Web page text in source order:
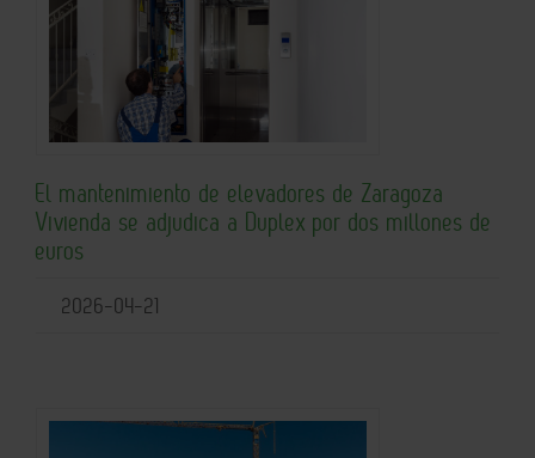
El mantenimiento de elevadores de Zaragoza
Vivienda se adjudica a Duplex por dos millones de
euros
2026-04-21